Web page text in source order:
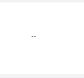
--